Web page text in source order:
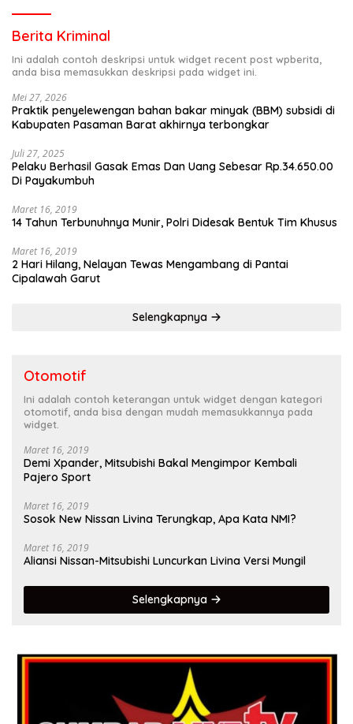
Berita Kriminal
Ini adalah contoh deskripsi untuk widget recent post wpberita,
anda bisa memasukkan deskripsi pada widget ini.
Mei 27, 2026
Praktik penyelewengan bahan bakar minyak (BBM) subsidi di
Kabupaten Pasaman Barat akhirnya terbongkar
Juli 27, 2025
Pelaku Berhasil Gasak Emas Dan Uang Sebesar Rp.34.650.00
Di Payakumbuh
Maret 16, 2019
14 Tahun Terbunuhnya Munir, Polri Didesak Bentuk Tim Khusus
Maret 16, 2019
2 Hari Hilang, Nelayan Tewas Mengambang di Pantai
Cipalawah Garut
Selengkapnya
Otomotif
Ini adalah contoh keterangan untuk widget dengan kategori
otomotif, anda bisa dengan mudah memasukkannya pada
widget.
Maret 16, 2019
Demi Xpander, Mitsubishi Bakal Mengimpor Kembali
Pajero Sport
Maret 16, 2019
Sosok New Nissan Livina Terungkap, Apa Kata NMI?
Maret 16, 2019
Aliansi Nissan-Mitsubishi Luncurkan Livina Versi Mungil
Selengkapnya